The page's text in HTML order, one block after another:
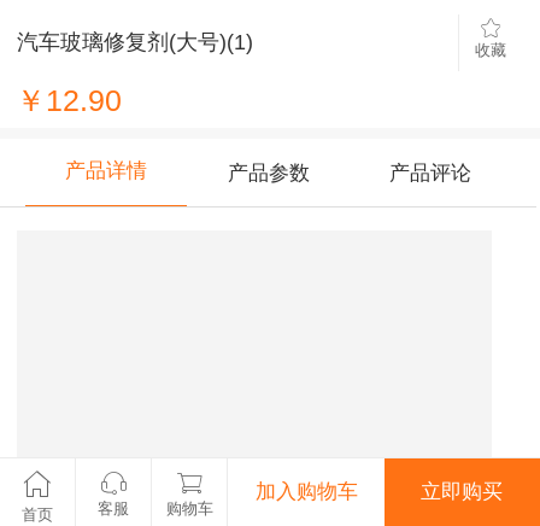
汽车玻璃修复剂(大号)(1) 收藏
￥12.90
产品详情 产品参数 产品评论
首页 客服 购物车
加入购物车 立即购买